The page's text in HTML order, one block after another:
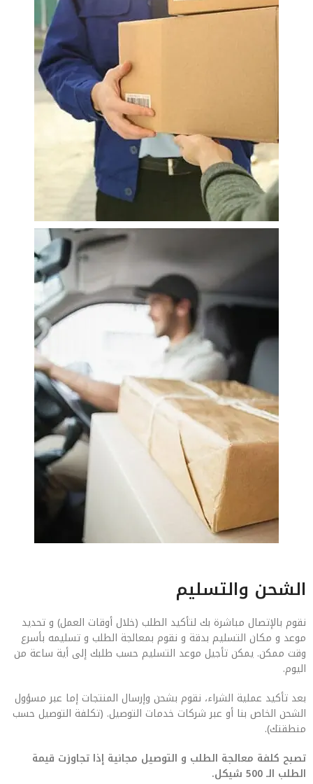
الشحن والتسليم
نقوم بالإتصال مباشرة بك لتأكيد الطلب (خلال أوقات العمل) و تحديد
موعد و مكان التسليم بدقة و نقوم بمعالجة الطلب و تسليمه بأسرع
وقت ممكن. يمكن تأجيل موعد التسليم حسب طلبك إلى أية ساعة من
اليوم.
بعد تأكيد عملية الشراء، نقوم بشحن وإرسال المنتجات إما عبر مسؤول
الشحن الخاص بنا أو عبر شركات خدمات التوصيل. (تكلفة التوصيل حسب
منطقتك).
تصبح كلفة معالجة الطلب و التوصيل مجانية إذا تجاوزت قيمة
الطلب الـ 500 شيكل.